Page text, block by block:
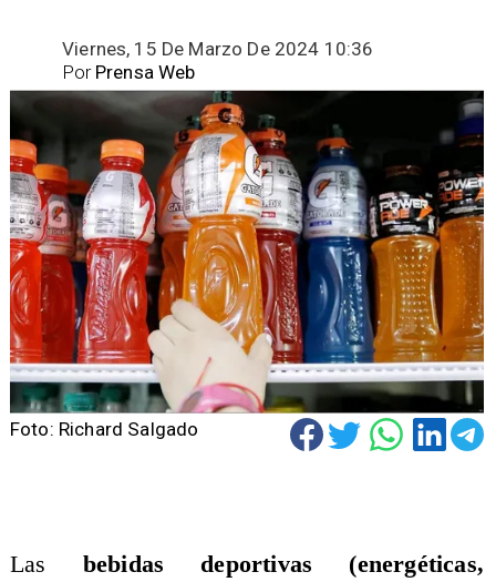
Viernes, 15 De Marzo De 2024 10:36
Prensa Web
Por
Foto: Richard Salgado
Las bebidas deportivas (energéticas,